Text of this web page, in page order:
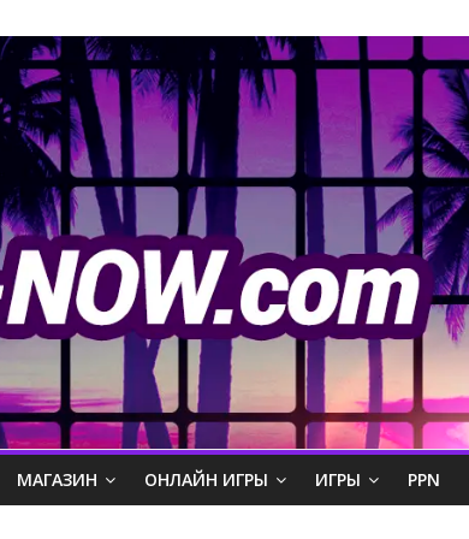
МАГАЗИН ОНЛАЙН ИГРЫ ИГРЫ PPN